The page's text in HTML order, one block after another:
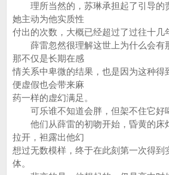
理所当然的，苏琳承担起了引导的
她主动为他实质性
付出的次数，大概已经超过了过往十几
薛雷忽然很理解这世上为什么会有
那不仅是长期在感
情关系中卑微的结果，也是因为这种得
便虚假也会带来麻
药一样的虚幻满足。
可乐谁不知道会胖，但架不住它
他们从薛雷的初吻开始，昏黄的床
拉开，袒露出他幻
想过无数模样，终于在此刻第一次得到
体。